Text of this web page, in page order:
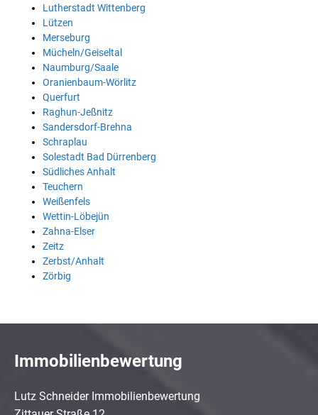
Lutherstadt Wittenberg
Lützen
Merseburg
Mücheln/Geiseltal
Naumburg/Saale
Oranienbaum-Wörlitz
Querfurt
Raghun-Jeßnitz
Sandersdorf-Brehna
Schraplau
Solestadt Bad Dürrenberg
Südliches Anhalt
Teuchern
Weißenfels
Wettin-Löbejün
Zahna-Elser
Zeitz
Zerbst/Anhalt
Zörbig
Immobilienbewertung
Lutz Schneider Immobilienbewertung